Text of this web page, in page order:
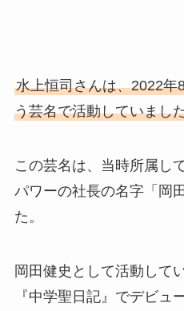
水上恒司さんは、2022年
う芸名で活動していまし
この芸名は、当時所属し
パワーの社長の名字「岡
た。
岡田健史として活動して
『中学聖日記』でデビュ